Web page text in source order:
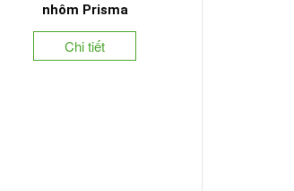
nhôm Prisma
Chi tiết